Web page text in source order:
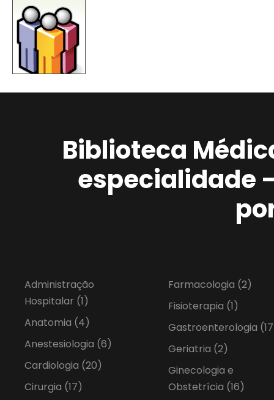
Biblioteca
especialidade
Administração
Hospitalar (1)
Anatomia (4)
Anestesiologia (6)
Cardiologia (20)
Cirurgia (17)
Farmacologia (2)
Fisioterapia (1)
Gastroenterologia
Geriatria (2)
Ginecologia e
Obstetrícia (16)